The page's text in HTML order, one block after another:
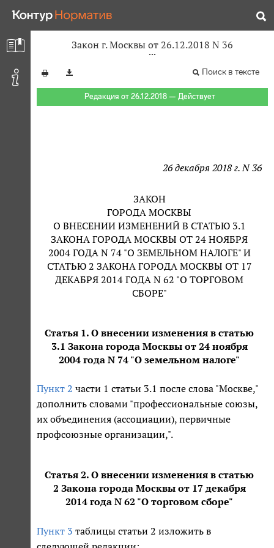
Закон г. Москвы от 26.12.2018 N 36
Поиск в тексте
Редакция от 26.12.2018 — Действует
26 декабря 2018 г. N 36
ЗАКОН
ГОРОДА МОСКВЫ
О ВНЕСЕНИИ ИЗМЕНЕНИЙ В СТАТЬЮ 3.1
ЗАКОНА ГОРОДА МОСКВЫ ОТ 24 НОЯБРЯ
2004 ГОДА N 74 "О ЗЕМЕЛЬНОМ НАЛОГЕ" И
СТАТЬЮ 2 ЗАКОНА ГОРОДА МОСКВЫ ОТ 17
ДЕКАБРЯ 2014 ГОДА N 62 "О ТОРГОВОМ
СБОРЕ"
Статья 1. О внесении изменения в статью
3.1 Закона города Москвы от 24 ноября
2004 года N 74 "О земельном налоге"
Пункт 2 части 1 статьи 3.1 после слова "Москве,"
дополнить словами "профессиональные союзы,
их объединения (ассоциации), первичные
профсоюзные организации,".
Статья 2. О внесении изменения в статью
2 Закона города Москвы от 17 декабря
2014 года N 62 "О торговом сборе"
Пункт 3 таблицы статьи 2 изложить в